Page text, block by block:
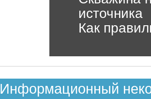
источника
Как
Информационный